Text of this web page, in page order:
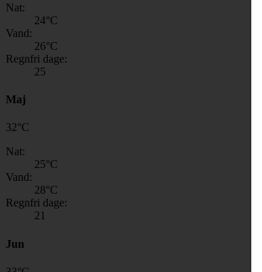
Nat:
24°C
Vand:
26°C
Regnfri dage:
25
Maj
32°C
Nat:
25°C
Vand:
28°C
Regnfri dage:
21
Jun